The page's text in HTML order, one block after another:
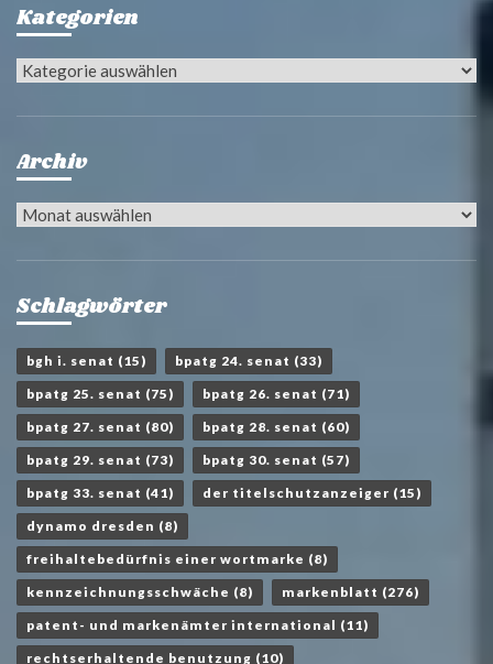
Kategorien
Kategorien
Archiv
Archiv
Schlagwörter
bgh i. senat (15) bpatg 24. senat (33)
bpatg 25. senat (75) bpatg 26. senat (71)
bpatg 27. senat (80) bpatg 28. senat (60)
bpatg 29. senat (73) bpatg 30. senat (57)
bpatg 33. senat (41) der titelschutzanzeiger (15)
dynamo dresden (8)
freihaltebedürfnis einer wortmarke (8)
kennzeichnungsschwäche (8) markenblatt (276)
patent- und markenämter international (11)
rechtserhaltende benutzung (10)